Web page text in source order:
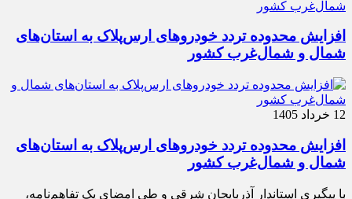
افزایش محدوده تردد خودروهای ارس‌پلاک به استان‌های
شمال و شمال‌غرب کشور
12 خرداد 1405
افزایش محدوده تردد خودروهای ارس‌پلاک به استان‌های
شمال و شمال‌غرب کشور
با پیگیری استاندار آذربایجان شرقی و طی امضای یک تفاهم‌نامه،